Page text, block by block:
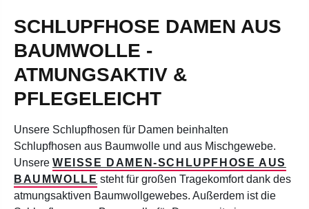
SCHLUPFHOSE DAMEN AUS
BAUMWOLLE -
ATMUNGSAKTIV &
PFLEGELEICHT
Unsere Schlupfhosen für Damen beinhalten
Schlupfhosen aus Baumwolle und aus Mischgewebe.
Unsere WEISSE DAMEN-SCHLUPFHOSE AUS B
AUMWOLLE
steht für großen Tragekomfort dank des
atmungsaktiven Baumwollgewebes. Außerdem ist die